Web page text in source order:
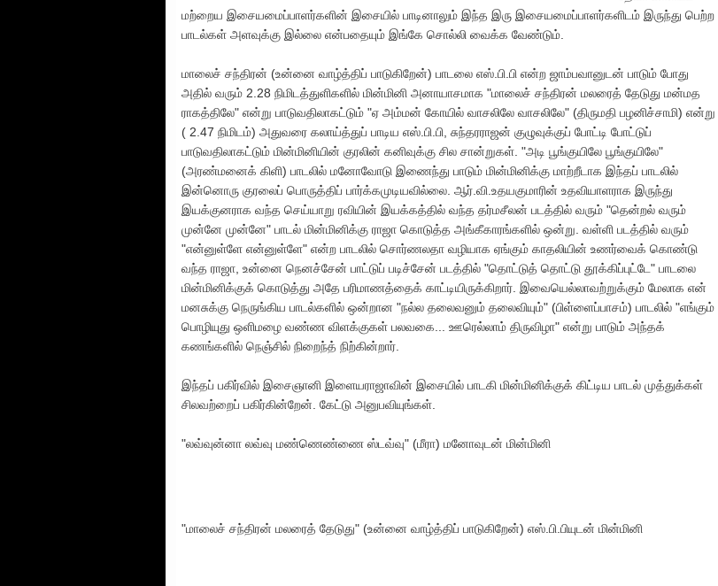
மற்றைய இசையமைப்பாளர்களின் இசையில் பாடினாலும் இந்த இரு இசையமைப்பாளர்களிடம் இருந்து பெற்ற
பாடல்கள் அளவுக்கு இல்லை என்பதையும் இங்கே சொல்லி வைக்க வேண்டும்.
மாலைச் சந்திரன் (உன்னை வாழ்த்திப் பாடுகிறேன்) பாடலை எஸ்.பி.பி என்ற ஜாம்பவானுடன் பாடும் போது
அதில் வரும் 2.28 நிமிடத்துளிகளில் மின்மினி அனாயாசமாக "மாலைச் சந்திரன் மலரைத் தேடுது மன்மத
ராகத்திலே" என்று பாடுவதிலாகட்டும் "ஏ அம்மன் கோயில் வாசலிலே வாசலிலே" (திருமதி பழனிச்சாமி) என்று
( 2.47 நிமிடம்) அதுவரை கலாய்த்துப் பாடிய எஸ்.பி.பி, சுந்தரராஜன் குழுவுக்குப் போட்டி போட்டுப்
பாடுவதிலாகட்டும் மின்மினியின் குரலின் கனிவுக்கு சில சான்றுகள். "அடி பூங்குயிலே பூங்குயிலே"
(அரண்மனைக் கிளி) பாடலில் மனோவோடு இணைந்து பாடும் மின்மினிக்கு மாற்றீடாக இந்தப் பாடலில்
இன்னொரு குரலைப் பொருத்திப் பார்க்கமுடியவில்லை. ஆர்.வி.உதயகுமாரின் உதவியாளராக இருந்து
இயக்குனராக வந்த செய்யாறு ரவியின் இயக்கத்தில் வந்த தர்மசீலன் படத்தில் வரும் "தென்றல் வரும்
முன்னே முன்னே" பாடல் மின்மினிக்கு ராஜா கொடுத்த அங்கீகாரங்களில் ஒன்று. வள்ளி படத்தில் வரும்
"என்னுள்ளே என்னுள்ளே" என்ற பாடலில் சொர்ணலதா வழியாக ஏங்கும் காதலியின் உணர்வைக் கொண்டு
வந்த ராஜா, உன்னை நெனச்சேன் பாட்டுப் படிச்சேன் படத்தில் "தொட்டுத் தொட்டு தூக்கிப்புட்டே" பாடலை
மின்மினிக்குக் கொடுத்து அதே பரிமாணத்தைக் காட்டியிருக்கிறார். இவையெல்லாவற்றுக்கும் மேலாக என்
மனசுக்கு நெருங்கிய பாடல்களில் ஒன்றான "நல்ல தலைவனும் தலைவியும்" (பிள்ளைப்பாசம்) பாடலில் "எங்கும்
பொழியுது ஒளிமழை வண்ண விளக்குகள் பலவகை... ஊரெல்லாம் திருவிழா" என்று பாடும் அந்தக்
கணங்களில் நெஞ்சில் நிறைந்த் நிற்கின்றார்.
இந்தப் பகிர்வில் இசைஞானி இளையராஜாவின் இசையில் பாடகி மின்மினிக்குக் கிட்டிய பாடல் முத்துக்கள்
சிலவற்றைப் பகிர்கின்றேன். கேட்டு அனுபவியுங்கள்.
"லவ்வுன்னா லவ்வு மண்ணெண்ணை ஸ்டவ்வு" (மீரா) மனோவுடன் மின்மினி
"மாலைச் சந்திரன் மலரைத் தேடுது" (உன்னை வாழ்த்திப் பாடுகிறேன்) எஸ்.பி.பியுடன் மின்மினி